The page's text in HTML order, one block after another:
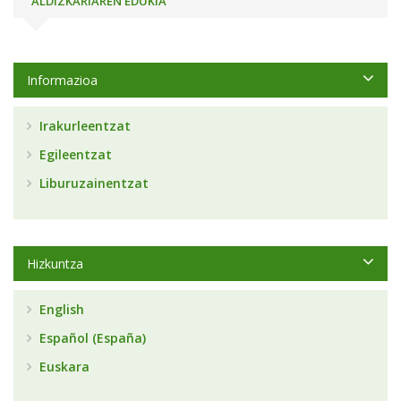
Informazioa
Irakurleentzat
Egileentzat
Liburuzainentzat
Hizkuntza
English
Español (España)
Euskara